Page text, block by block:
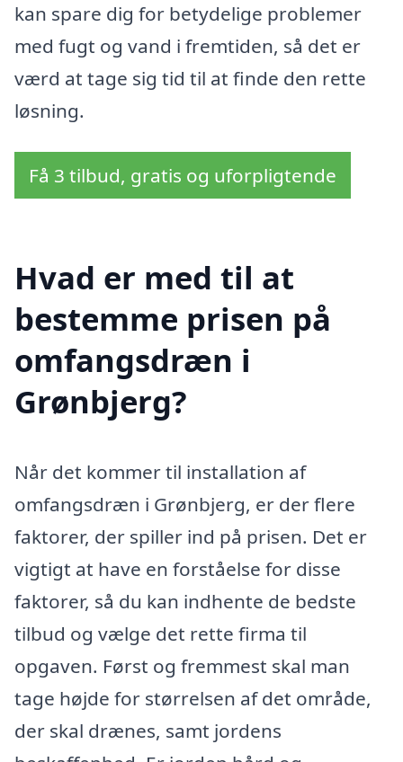
kan spare dig for betydelige problemer
med fugt og vand i fremtiden, så det er
værd at tage sig tid til at finde den rette
løsning.
Få 3 tilbud, gratis og uforpligtende
Hvad er med til at
bestemme prisen på
omfangsdræn i
Grønbjerg?
Når det kommer til installation af
omfangsdræn i Grønbjerg, er der flere
faktorer, der spiller ind på prisen. Det er
vigtigt at have en forståelse for disse
faktorer, så du kan indhente de bedste
tilbud og vælge det rette firma til
opgaven. Først og fremmest skal man
tage højde for størrelsen af det område,
der skal drænes, samt jordens